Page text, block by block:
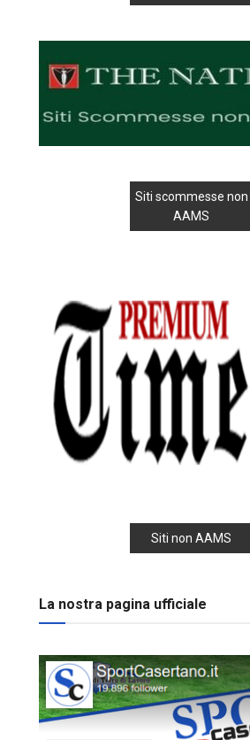
Siti scommesse non
AAMS
Siti non AAMS
La nostra pagina ufficiale